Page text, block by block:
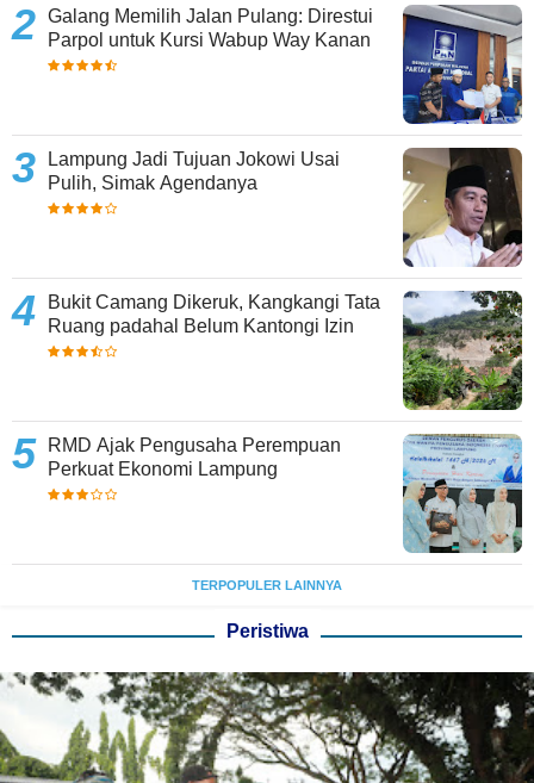
Galang Memilih Jalan Pulang: Direstui
Parpol untuk Kursi Wabup Way Kanan
Lampung Jadi Tujuan Jokowi Usai
Pulih, Simak Agendanya
Bukit Camang Dikeruk, Kangkangi Tata
Ruang padahal Belum Kantongi Izin
RMD Ajak Pengusaha Perempuan
Perkuat Ekonomi Lampung
TERPOPULER LAINNYA
Peristiwa